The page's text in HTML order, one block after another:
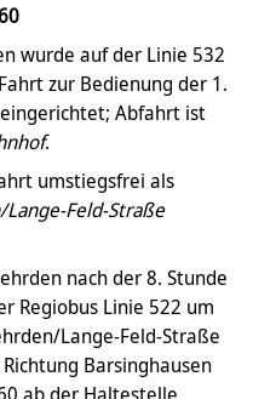
wurde auf der Linie 532
zur Bedienung der 1.
Abfahrt ist
.
umstiegsfrei als
Lange-Feld-Straße
nach der 8. Stunde
Regiobus Linie 522 um
Lange-Feld-Straße
Barsinghausen
ab der Haltestelle